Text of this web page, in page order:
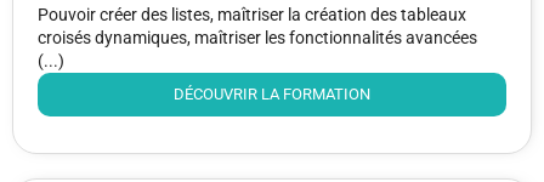
Pouvoir créer des listes, maîtriser la création des tableaux
croisés dynamiques, maîtriser les fonctionnalités avancées
(...)
DÉCOUVRIR LA FORMATION